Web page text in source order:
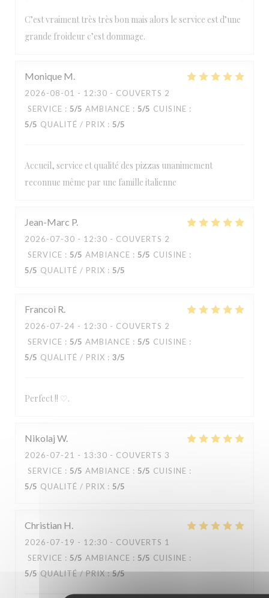
C’est vraiment très très bon mais alors le service est d’une
grande froideur c’est dommage.
Monique M
2026-08-01 - 12:30 - COUVERTS 2
SERVICE : 5/5 AMBIANCE : 5/5 CUISINE :
5/5 QUALITÉ / PRIX : 5/5
Accueil, service et qualité des pizzas unanimement
reconnue même par une famille italienne
Jean-Marc P
2026-07-30 - 12:30 - COUVERTS 2
SERVICE : 5/5 AMBIANCE : 5/5 CUISINE :
5/5 QUALITÉ / PRIX : 5/5
Francoi R
2026-07-24 - 12:30 - COUVERTS 2
SERVICE : 5/5 AMBIANCE : 5/5 CUISINE :
5/5 QUALITÉ / PRIX : 3/5
Perfect !! ♡.
Nikolaj W
2026-07-21 - 13:30 - COUVERTS 3
SERVICE : 5/5 AMBIANCE : 5/5 CUISINE :
5/5 QUALITÉ / PRIX : 5/5
Christian H
2026-07-19 - 12:30 - COUVERTS 1
SERVICE : 5/5 AMBIANCE : 5/5 CUISINE :
5/5 QUALITÉ / PRIX: 5/5